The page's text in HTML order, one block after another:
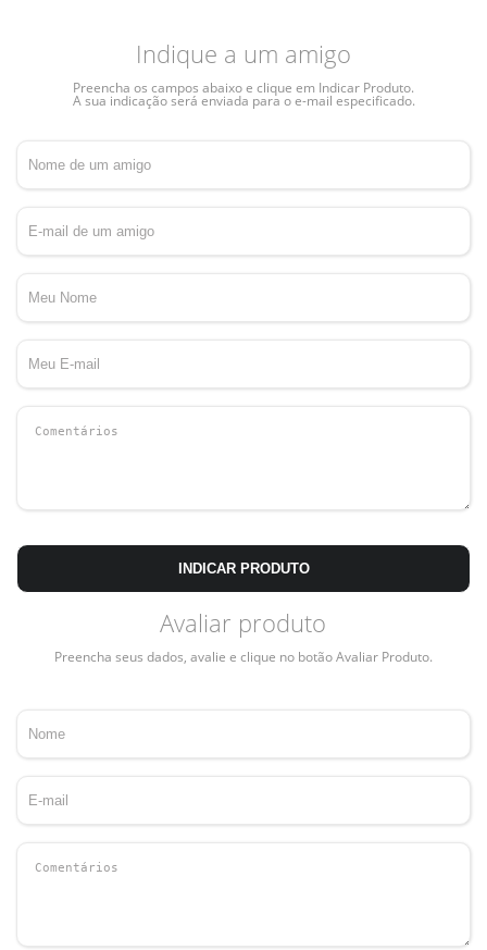
Indique a um amigo
Preencha os campos abaixo e clique em Indicar Produto.
A sua indicação será enviada para o e-mail especificado.
INDICAR PRODUTO
Avaliar produto
Preencha seus dados, avalie e clique no botão Avaliar Produto.